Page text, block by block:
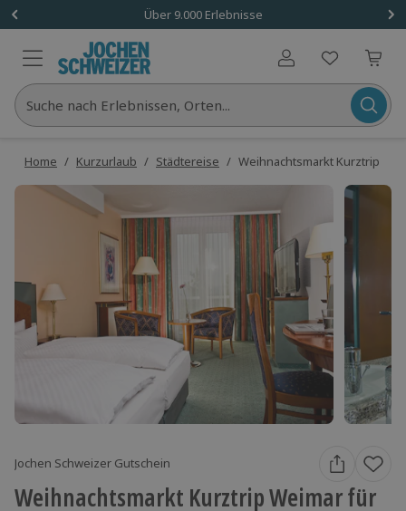
Über 9.000 Erlebnisse
Benutzerkonto
Suche nach Erlebnissen, Orten...
Home / Kurzurlaub / Städtereise / Weihnachtsmarkt Kurztrip
Jochen Schweizer Gutschein
Weihnachtsmarkt Kurztrip Weimar für